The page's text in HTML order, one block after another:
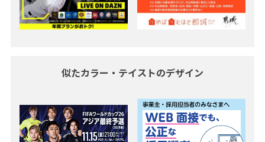
似たカラー・テイストのデザイン